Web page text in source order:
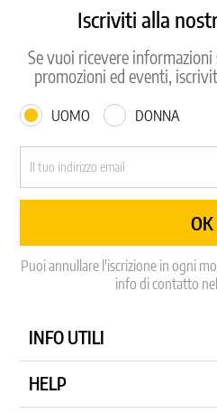
Iscriviti alla
Se vuoi ricevere
promozioni ed eventi,
UOMO DONNA
Puoi annullare l'iscrizione in ogni
info di contatto
INFO UTILI
HELP